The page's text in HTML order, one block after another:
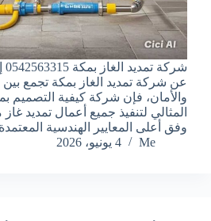
عن شركة تمديد الغاز بمكة تجمع بين
والأمان، فإن شركة كيفية التصميم
المثالي لتنفيذ جميع أعمال تمديد
وفق أعلى المعايير الهندسية
Me
4 يونيو، 2026